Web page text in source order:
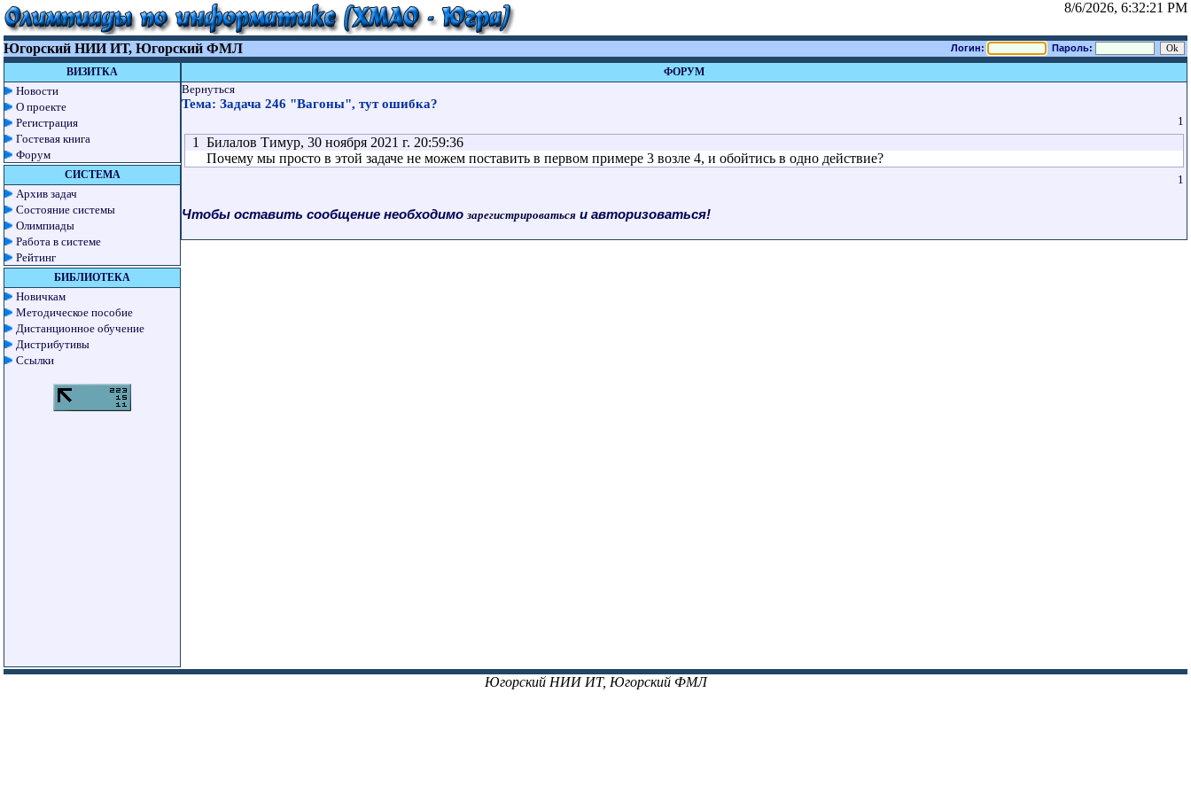
8/6/2026, 6:32:21 PM
Югорский НИИ ИТ, Югорский ФМЛ Логин: Пароль:
ВИЗИТКА
Новости
О проекте
Регистрация
Гостевая книга
Форум
СИСТЕМА
Архив задач
Состояние системы
Олимпиады
Работа в системе
Рейтинг
БИБЛИОТЕКА
Новичкам
Методическое пособие
Дистанционное обучение
Дистрибутивы
Ссылки
ФОРУМ
Вернуться
Тема: Задача 246 "Вагоны", тут ошибка?
1
1 Билалов Тимур, 30 ноября 2021 г. 20:59:36
Почему мы просто в этой задаче не можем поставить в первом примере 3 возле 4, и обойтись в одно действие?
1
Чтобы оставить сообщение необходимо зарегистрироваться и авторизоваться!
Югорский НИИ ИТ, Югорский ФМЛ